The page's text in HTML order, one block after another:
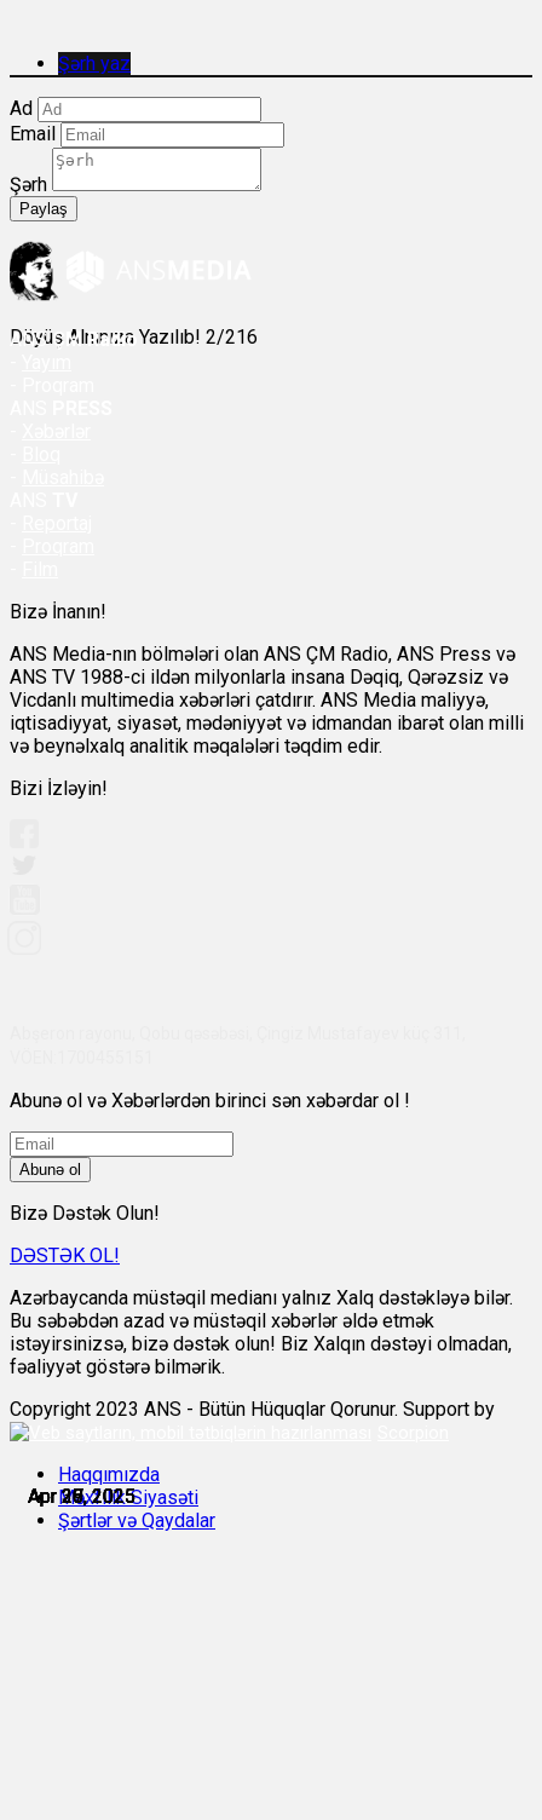
Apr 26, 2025
Apr 27, 2025
Apr 28, 2025
Apr 29, 2025
Apr 30, 2025
Apr 30, 2025
Şərh yaz
Ad
Email
Şərh
Paylaş
Döyüş Alnınıza Yazılıb! 2/216
ANSÇM Radio
Bizə İnanın!
ANS Media-nın bölmələri olan ANS ÇM Radio, ANS Press və
ANS TV 1988-ci ildən milyonlarla insana Dəqiq, Qərəzsiz və
Vicdanlı multimedia xəbərləri çatdırır. ANS Media maliyyə,
iqtisadiyyat, siyasət, mədəniyyət və idmandan ibarət olan milli
və beynəlxalq analitik məqalələri təqdim edir.
Bizi İzləyin!
Abunə ol və Xəbərlərdən birinci sən xəbərdar ol !
Abunə ol
Bizə Dəstək Olun!
DƏSTƏK OL!
Azərbaycanda müstəqil medianı yalnız Xalq dəstəkləyə bilər.
Bu səbəbdən azad və müstəqil xəbərlər əldə etmək
istəyirsinizsə, bizə dəstək olun! Biz Xalqın dəstəyi olmadan,
fəaliyyət göstərə bilmərik.
Copyright 2023 ANS - Bütün Hüquqlar Qorunur. Support by
Haqqımızda
Məxfilik Siyasəti
Şərtlər və Qaydalar